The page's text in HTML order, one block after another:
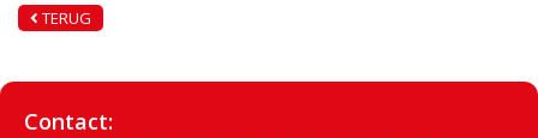
TERUG
Contact: